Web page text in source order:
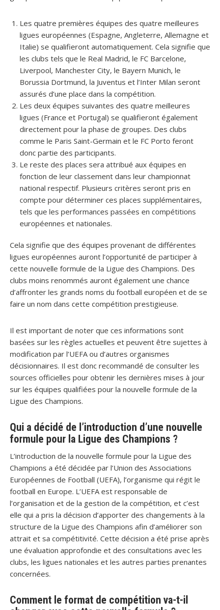
Les quatre premières équipes des quatre meilleures
ligues européennes (Espagne, Angleterre, Allemagne et
Italie) se qualifieront automatiquement. Cela signifie que
les clubs tels que le Real Madrid, le FC Barcelone,
Liverpool, Manchester City, le Bayern Munich, le
Borussia Dortmund, la Juventus et l’Inter Milan seront
assurés d’une place dans la compétition.
Les deux équipes suivantes des quatre meilleures
ligues (France et Portugal) se qualifieront également
directement pour la phase de groupes. Des clubs
comme le Paris Saint-Germain et le FC Porto feront
donc partie des participants.
Le reste des places sera attribué aux équipes en
fonction de leur classement dans leur championnat
national respectif. Plusieurs critères seront pris en
compte pour déterminer ces places supplémentaires,
tels que les performances passées en compétitions
européennes et nationales.
Cela signifie que des équipes provenant de différentes
ligues européennes auront l’opportunité de participer à
cette nouvelle formule de la Ligue des Champions. Des
clubs moins renommés auront également une chance
d’affronter les grands noms du football européen et de se
faire un nom dans cette compétition prestigieuse.
Il est important de noter que ces informations sont
basées sur les règles actuelles et peuvent être sujettes à
modification par l’UEFA ou d’autres organismes
décisionnaires. Il est donc recommandé de consulter les
sources officielles pour obtenir les dernières mises à jour
sur les équipes qualifiées pour la nouvelle formule de la
Ligue des Champions.
Qui a décidé de l’introduction d’une nouvelle
formule pour la Ligue des Champions ?
L’introduction de la nouvelle formule pour la Ligue des
Champions a été décidée par l’Union des Associations
Européennes de Football (UEFA), l’organisme qui régit le
football en Europe. L’UEFA est responsable de
l’organisation et de la gestion de la compétition, et c’est
elle qui a pris la décision d’apporter des changements à la
structure de la Ligue des Champions afin d’améliorer son
attrait et sa compétitivité. Cette décision a été prise après
une évaluation approfondie et des consultations avec les
clubs, les ligues nationales et les autres parties prenantes
concernées.
Comment le format de compétition va-t-il